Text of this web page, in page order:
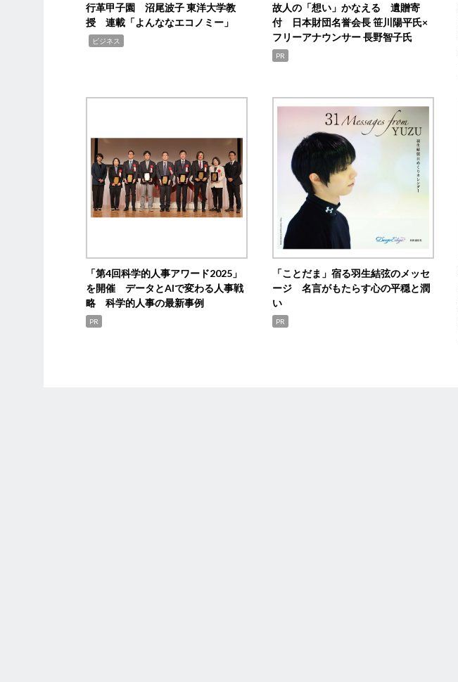
行革甲子園 沼尾波子 東洋大学教
授 連載「よんななエコノミー」
ビジネス
故人の「想い」かなえる 遺贈寄
付 日本財団名誉会長 笹川陽平氏×
フリーアナウンサー 長野智子氏
PR
「第4回科学的人事アワード2025」
を開催 データとAIで変わる人事戦
略 科学的人事の最新事例
PR
「ことだま」宿る羽生結弦のメッセ
ージ 名言がもたらす心の平穏と潤
い
PR